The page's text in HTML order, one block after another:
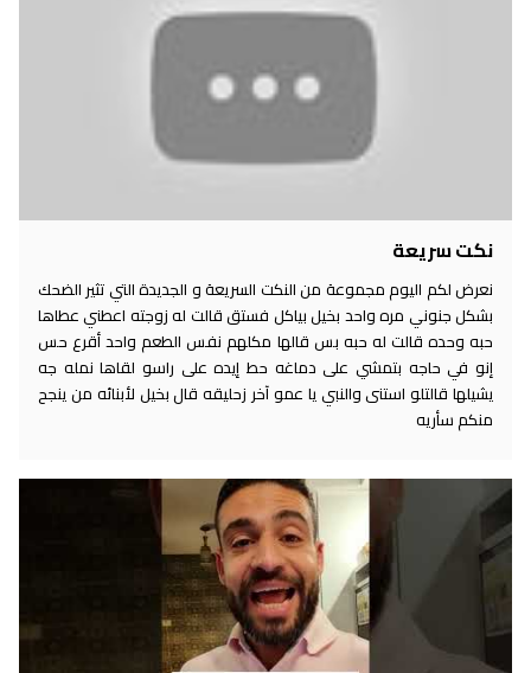
نكت سريعة
نعرض لكم اليوم مجموعة من النكت السريعة و الجديدة التي تثير الضحك
بشكل جنوني مره واحد بخيل بياكل فستق قالت له زوجته اعطني عطاها
حبه وحده قالت له حبه بس قالها مكلهم نفس الطعم واحد أقرع حس
إنو في حاجه بتمشي على دماغه حط إيده على راسو لقاها نمله جه
يشيلها قالتلو استنى والنبي يا عمو آخر زحليقه قال بخيل لأبنائه من ينجح
منكم سأريه